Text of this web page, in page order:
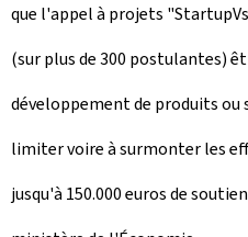
que l'appel à projets
(sur plus de 300 postulantes)
développement de produits ou
limiter voire à surmonter les
jusqu'à 150.000 euros de